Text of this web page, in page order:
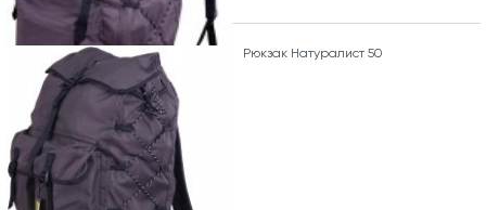
Рюкзак Натуралист 50